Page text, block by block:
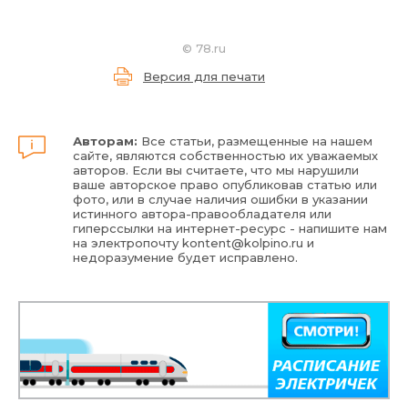
© 78.ru
Версия для печати
Авторам: Все статьи, размещенные на нашем
сайте, являются собственностью их уважаемых
авторов. Если вы считаете, что мы нарушили
ваше авторское право опубликовав статью или
фото, или в случае наличия ошибки в указании
истинного автора-правообладателя или
гиперссылки на интернет-ресурс - напишите нам
на электропочтуkontent@kolpino.ru и
недоразумение будет исправлено.